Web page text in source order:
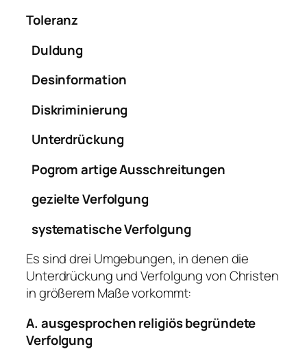
Toleranz
Duldung
Desinformation
Diskriminierung
Unterdrückung
Pogrom artige Ausschreitungen
gezielte Verfolgung
systematische Verfolgung
Es sind drei Umgebungen, in denen die
Unterdrückung und Verfolgung von Christen
in größerem Maße vorkommt:
A. ausgesprochen religiös begründete
Verfolgung